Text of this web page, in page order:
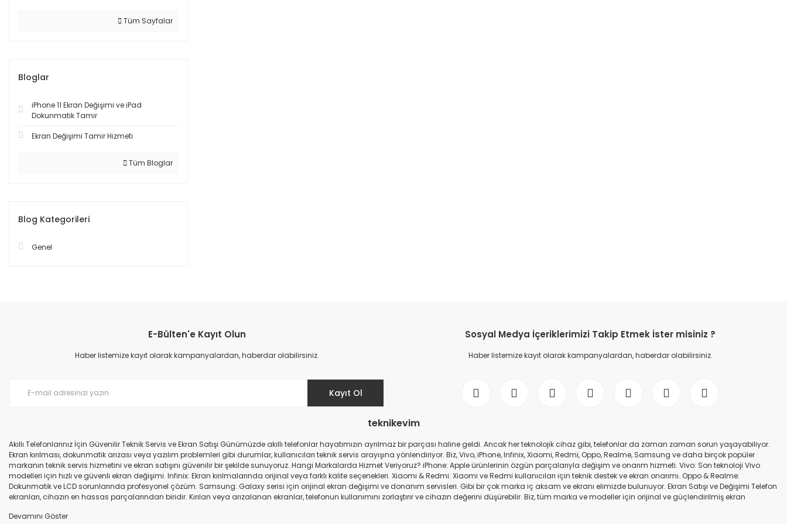
Tüm Sayfalar
Bloglar
iPhone 11 Ekran Değişimi ve iPad
Dokunmatik Tamir
Ekran Değişimi Tamir Hizmeti
Tüm Bloglar
Blog Kategorileri
Genel
E-Bülten'e Kayıt Olun
Haber listemize kayıt olarak kampanyalardan, haberdar olabilirsiniz.
Kayıt Ol
Sosyal Medya İçeriklerimizi Takip Etmek İster misiniz ?
Haber listemize kayıt olarak kampanyalardan, haberdar olabilirsiniz.
teknikevim
Akıllı Telefonlarınız İçin Güvenilir Teknik Servis ve Ekran Satışı Günümüzde akıllı telefonlar hayatımızın ayrılmaz bir parçası haline geldi. Ancak her teknolojik cihaz gibi, telefonlar da zaman zaman sorun yaşayabiliyor.
Ekran kırılması, dokunmatik arızası veya yazılım problemleri gibi durumlar, kullanıcıları teknik servis arayışına yönlendiriyor. Biz, Vivo, iPhone, Infinix, Xiaomi, Redmi, Oppo, Realme, Samsung ve daha birçok popüler
markanın teknik servis hizmetini ve ekran satışını güvenilir bir şekilde sunuyoruz. Hangi Markalarda Hizmet Veriyoruz? iPhone: Apple ürünlerinin özgün parçalarıyla değişim ve onarım hizmeti. Vivo: Son teknoloji Vivo
modelleri için hızlı ve güvenli ekran değişimi. Infinix: Ekran kırılmalarında orijinal veya farklı kalite seçenekleri. Xiaomi & Redmi: Xiaomi ve Redmi kullanıcıları için teknik destek ve ekran onarımı. Oppo & Realme:
Dokunmatik ve LCD sorunlarında profesyonel çözüm. Samsung: Galaxy serisi için orijinal ekran değişimi ve donanım servisleri. Gibi bir çok marka iç aksam ve ekranı elimizde bulunuyor. Ekran Satışı ve Değişimi Telefon
ekranları, cihazın en hassas parçalarından biridir. Kırılan veya arızalanan ekranlar, telefonun kullanımını zorlaştırır ve cihazın değerini düşürebilir. Biz, tüm marka ve modeller için orijinal ve güçlendirilmiş ekran
uyumlu olup olmadığına dikkat ediniz. HK-ZY-A.Kalite ekran: Daha dayanıklı, ekonomik ve kaliteli bir alternatif sunar. Teknik Servis Hizmetlerimiz Ekran değişimi ve tamiri Batarya değişimi Neden Bizi Tercih Etmelisiniz?